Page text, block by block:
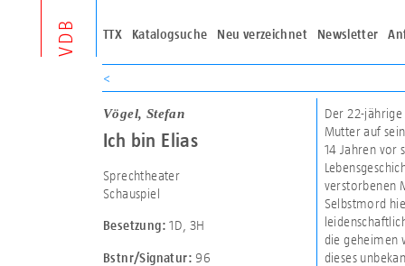
VDB TTX Katalogsuche Neu verzeichnet Newsletter
<
Vögel, Stefan
Ich bin Elias
Sprechtheater
Schauspiel
Besetzung: 1D 3H
Bstnr/Signatur: 96
Der 22-
Mutter auf
14 Jahren vor
verstorbenen
Selbstmord
die geheimen
dieses